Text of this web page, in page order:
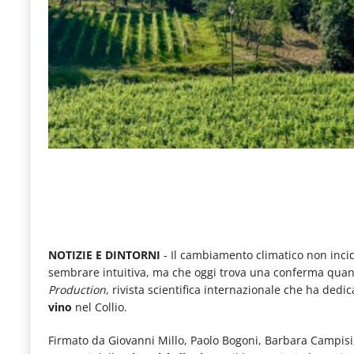
e
articoli
quotidiani
sul
mondo
dell'alimentazione,
Food
Service
e
tutte
NOTIZIE E DINTORNI - Il cambiamento climatico non
sembrare intuitiva, ma che oggi trova una conferma
Production, rivista scientifica internazionale che ha
vino nel Collio.
Firmato da Giovanni Millo, Paolo Bogoni, Barbara